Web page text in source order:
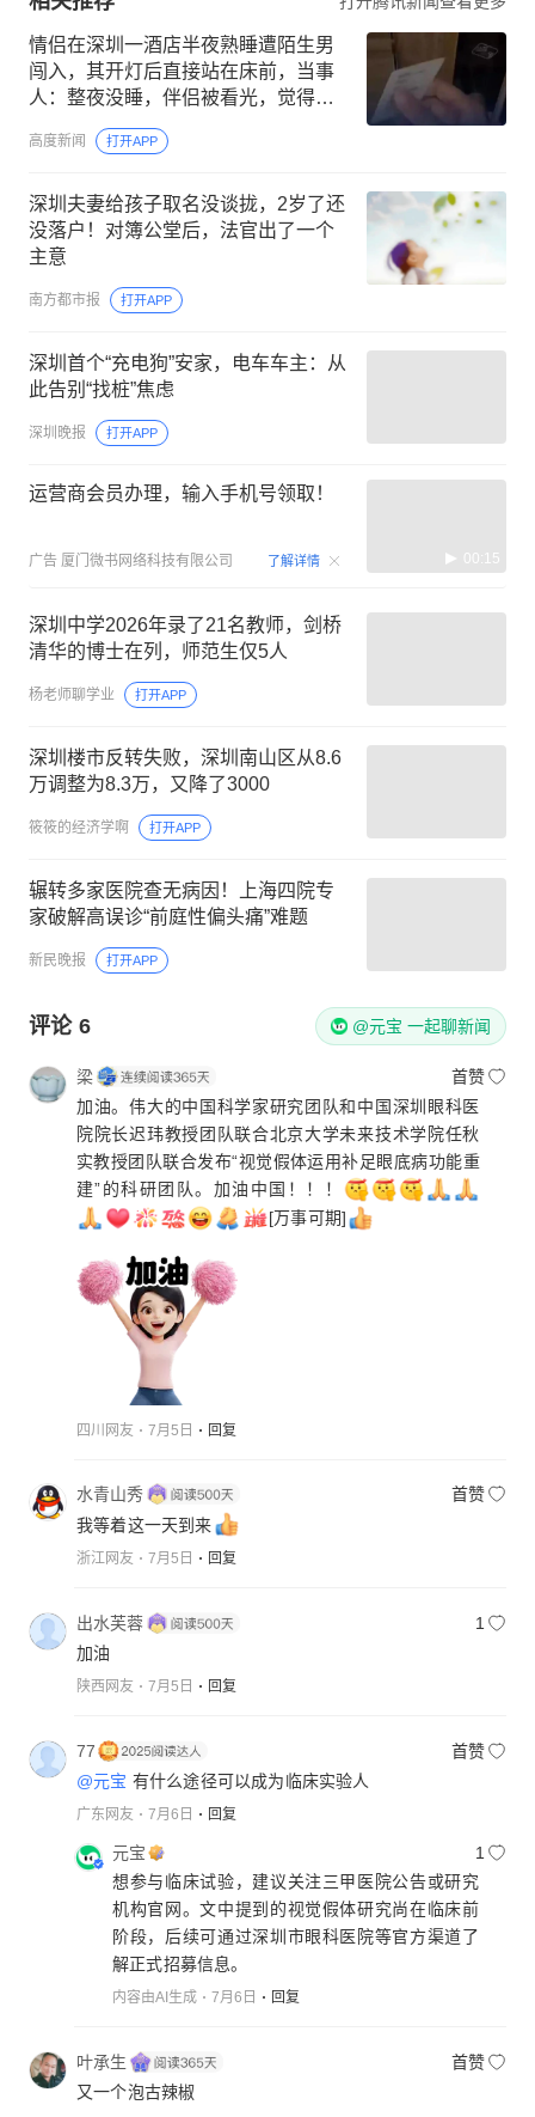
情侣在深圳一酒店半夜熟睡遭陌生男
闯入，其开灯后直接站在床前，当事
人：整夜没睡，伴侣被看光，觉得不
受尊重；酒店事后承认严重工作失误
高度新闻 打开APP
深圳夫妻给孩子取名没谈拢，2岁了还
没落户！对簿公堂后，法官出了一个
主意
南方都市报 打开APP
深圳首个“充电狗”安家，电车车主：从
此告别“找桩”焦虑
深圳晚报 打开APP
运营商会员办理，输入手机号领取！
广告 厦门微书网络科技有限公司 了解详情 00:15
深圳中学2026年录了21名教师，剑桥
清华的博士在列，师范生仅5人
杨老师聊学业 打开APP
深圳楼市反转失败，深圳南山区从8.6
万调整为8.3万，又降了3000
筱筱的经济学啊 打开APP
辗转多家医院查无病因！上海四院专
家破解高误诊“前庭性偏头痛”难题
新民晚报 打开APP
评论 6 @元宝 一起聊新闻
梁
首赞
加油。伟大的中国科学家研究团队和中国深圳眼科医
院院长迟玮教授团队联合北京大学未来技术学院任秋
实教授团队联合发布“视觉假体运用补足眼底病功能重
建”的科研团队。加油中国！！！
[万事可期]
四川网友 7月5日 回复
水青山秀
首赞
我等着这一天到来
浙江网友 7月5日 回复
出水芙蓉
1
加油
陕西网友 7月5日 回复
77
首赞
@元宝 有什么途径可以成为临床实验人
广东网友 7月6日 回复
元宝
1
想参与临床试验，建议关注三甲医院公告或研究
机构官网。文中提到的视觉假体研究尚在临床前
阶段，后续可通过深圳市眼科医院等官方渠道了
解正式招募信息。
内容由AI生成 7月6日 回复
叶承生
首赞
又一个泡古辣椒